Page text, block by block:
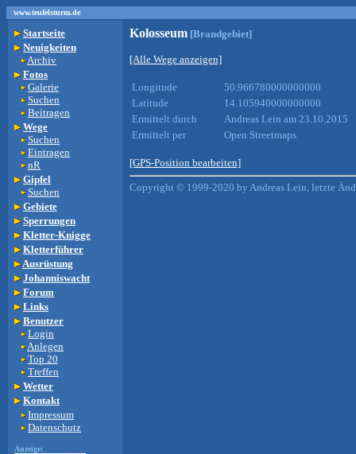
www.teufelsturm.de
Startseite
Neuigkeiten
Archiv
Fotos
Galerie
Suchen
Beitragen
Wege
Suchen
Eintragen
nR
Gipfel
Suchen
Gebiete
Sperrungen
Kletter-Knigge
Kletterführer
Ausrüstung
Johanniswacht
Forum
Links
Benutzer
Login
Anlegen
Top 20
Treffen
Wetter
Kontakt
Impressum
Datenschutz
Anzeige:
Kolosseum [Brandgebiet]
[Alle Wege anzeigen]
Longitude
50.966780000000000
Latitude
14.105940000000000
Ermittelt durch
Andreas Lein am 23.10.2015
Ermittelt per
Open Streetmaps
[GPS-Position bearbeiten]
Copyright © 1999-2020 by Andreas Lein, letzte